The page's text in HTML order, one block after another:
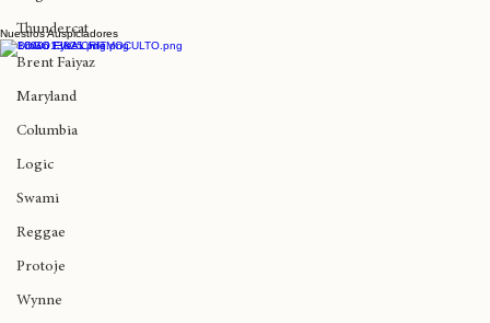
Miguel
Thundercat
Brent Faiyaz
Maryland
Columbia
Logic
Swami
Reggae
Protoje
Hoy se realizó el Red Bull BC One Last
Chance Cypher Tokyo 2025
Nuestros Auspiciadores